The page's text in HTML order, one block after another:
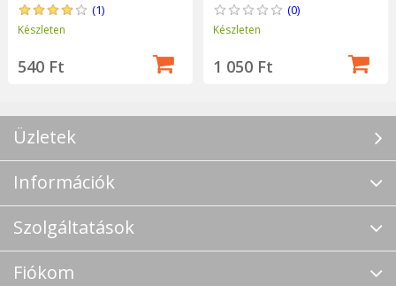
(1)
Készleten
540 Ft
(0)
Készleten
1 050 Ft
Üzletek
Információk
Szolgáltatások
Fiókom